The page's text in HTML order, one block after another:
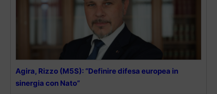
Agira, Rizzo (M5S): “Definire difesa europea in
sinergia con Nato”